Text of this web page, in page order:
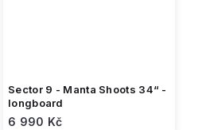
Sector 9 - Manta Shoots 34“ -
longboard
6 990 Kč